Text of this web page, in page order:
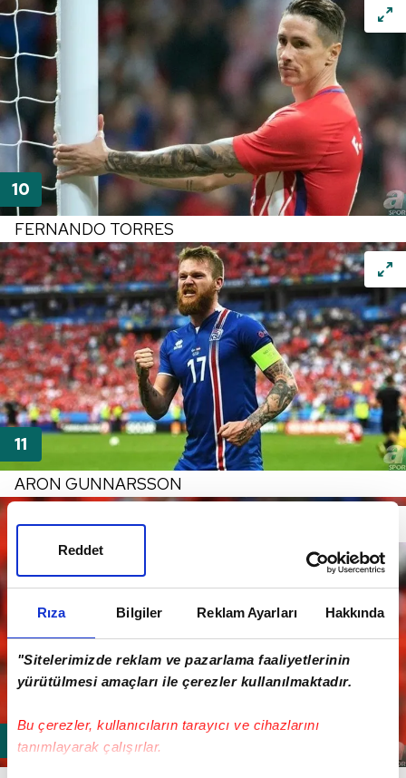
Rıza Bilgiler Reklam Ayarları Hakkında
"Sitelerimizde reklam ve pazarlama faaliyetlerinin
yürütülmesi amaçları ile çerezler kullanılmaktadır.
Bu çerezler, kullanıcıların tarayıcı ve cihazlarını
tanımlayarak çalışırlar.
Reddet
FERNANDO TORRES
ARON GUNNARSSON